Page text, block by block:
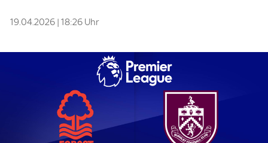
19.04.2026 | 18:26 Uhr